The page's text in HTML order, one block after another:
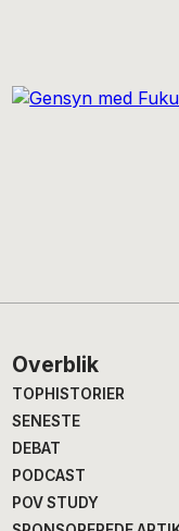
Footer
Overblik
TOPHISTORIER
SENESTE
DEBAT
PODCAST
POV STUDY